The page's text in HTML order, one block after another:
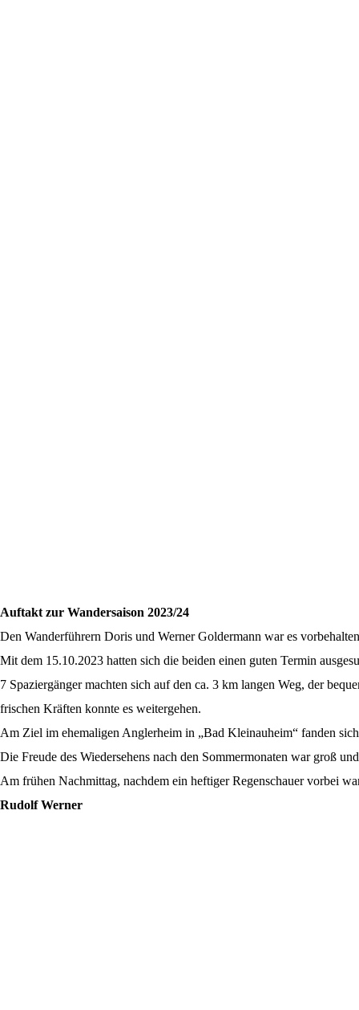
Auftakt zur Wandersaison 2023/24
Den Wanderführern Doris und Werner Goldermann war es
Mit dem 15.10.2023 hatten sich die beiden einen guten Termin
7 Spaziergänger machten sich auf den ca. 3 km langen Weg, der
frischen Kräften konnte es weitergehen.
Am Ziel im ehemaligen Anglerheim in „Bad Kleinauheim“ fanden
Die Freude des Wiedersehens nach den Sommermonaten war groß
Am frühen Nachmittag, nachdem ein heftiger Regenschauer vorbei
Rudolf Werner